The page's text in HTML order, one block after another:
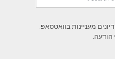
מעניינות בוואטסאפ.
הודעה.